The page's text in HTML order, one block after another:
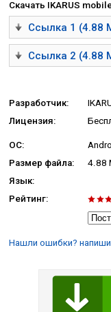
Скачать IKARUS
Ссылка 1 (4.88
Ссылка 2 (4.88
Разработчик:
Лицензия:
ОС:
Размер файла:
4.88
Язык:
Рейтинг:
Нашли ошибки?